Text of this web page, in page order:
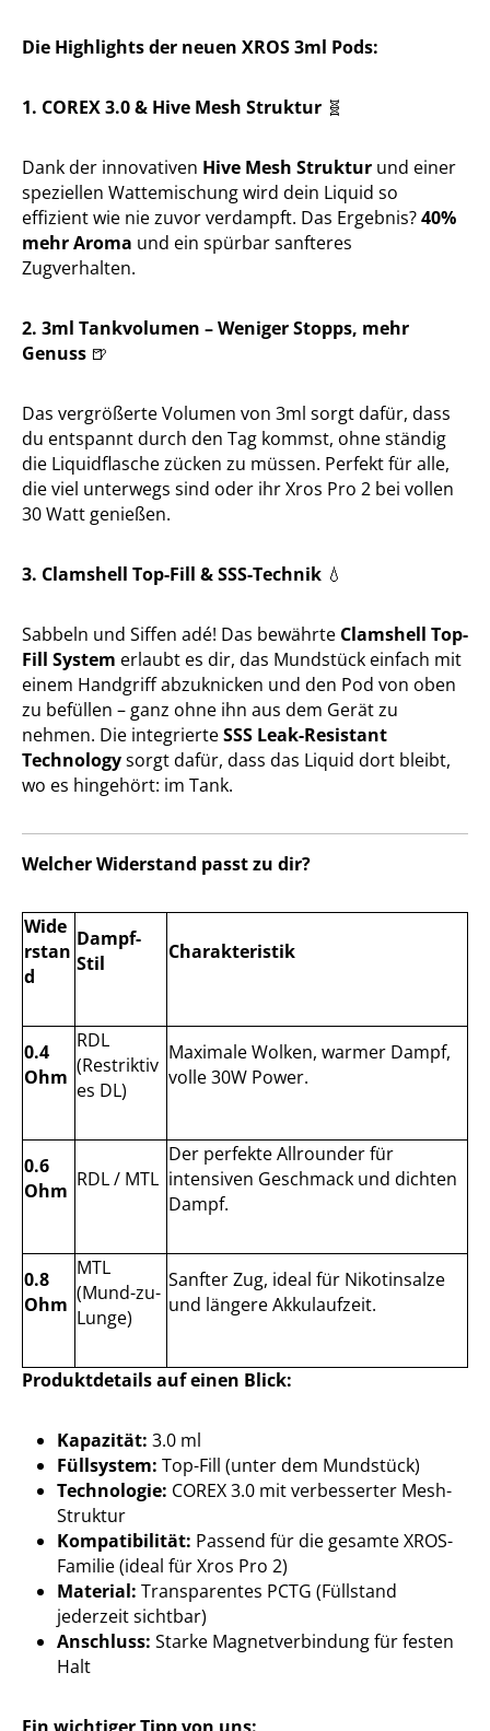
Die Highlights der neuen XROS 3ml Pods:
1. COREX 3.0 & Hive Mesh Struktur 🧬
Dank der innovativen Hive Mesh Struktur und einer
speziellen Wattemischung wird dein Liquid so
effizient wie nie zuvor verdampft. Das Ergebnis?40%
mehr Aroma und ein spürbar sanfteres
Zugverhalten.
2. 3ml Tankvolumen – Weniger Stopps, mehr
Genuss 🍺
Das vergrößerte Volumen von 3ml sorgt dafür, dass
du entspannt durch den Tag kommst, ohne ständig
die Liquidflasche zücken zu müssen. Perfekt für alle,
die viel unterwegs sind oder ihr Xros Pro 2 bei vollen
30 Watt genießen.
3. Clamshell Top-Fill & SSS-Technik 💧
Sabbeln und Siffen adé! Das bewährte Clamshell Top-
Fill System erlaubt es dir, das Mundstück einfach mit
einem Handgriff abzuknicken und den Pod von oben
zu befüllen – ganz ohne ihn aus dem Gerät zu
nehmen. Die integrierteSSS Leak-Resistant
Technologysorgt dafür, dass das Liquid dort bleibt,
wo es hingehört: im Tank.
Welcher Widerstand passt zu dir?
Wide
rstan
d
Dampf-
Stil
Charakteristik
0.4
Ohm
RDL
(Restriktiv
es DL)
Maximale Wolken, warmer Dampf,
volle 30W Power.
0.6
Ohm RDL / MTL
Der perfekte Allrounder für
intensiven Geschmack und dichten
Dampf.
0.8
Ohm
MTL
(Mund-zu-
Lunge)
Sanfter Zug, ideal für Nikotinsalze
und längere Akkulaufzeit.
Produktdetails auf einen Blick:
Kapazität: 3.0 ml
Füllsystem: Top-Fill (unter dem Mundstück)
Technologie: COREX 3.0 mit verbesserter Mesh-
Struktur
Kompatibilität: Passend für die gesamte XROS-
Familie (ideal für Xros Pro 2)
Material: Transparentes PCTG (Füllstand
jederzeit sichtbar)
Anschluss: Starke Magnetverbindung für festen
Halt